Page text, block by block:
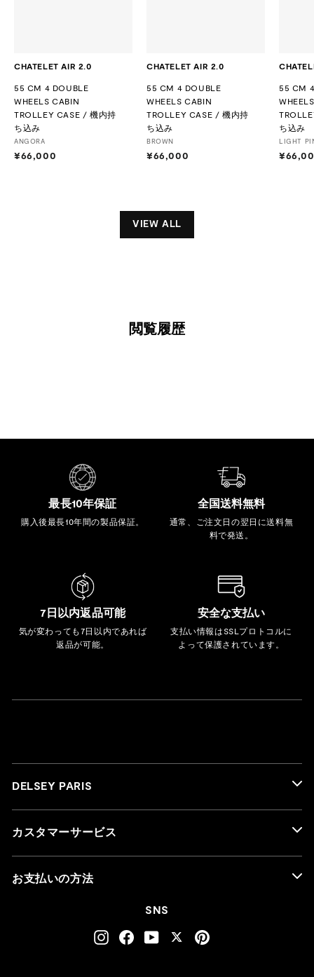
CHATELET AIR 2.0
55 CM 4 DOUBLE
WHEELS CABIN
TROLLEY CASE / 機内持
ち込み
ANGORA
¥66,000
CHATELET AIR 2.0
55 CM 4 DOUBLE
WHEELS CABIN
TROLLEY CASE / 機内持
ち込み
BROWN
¥66,000
0
0
55 CM
ち込み
LIGHT
VIEW ALL
閲覧履歴
最長10年保証
購入後最長10年間の製品保証。
全国送料無料
通常、ご注文日の翌日に送料無
料で発送。
7日以内返品可能
気が変わっても7日以内であれば
返品が可能。
安全な支払い
支払い情報はSSLプロトコルに
よって保護されています。
DELSEY PARIS
カスタマーサービス
お支払いの方法
SNS
InstagramFacebookYouTubeTwitter